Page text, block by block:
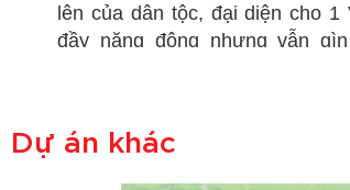
lên của dân tộc, đại diện cho 1
đầy năng động nhưng vẫn
Dự án khác